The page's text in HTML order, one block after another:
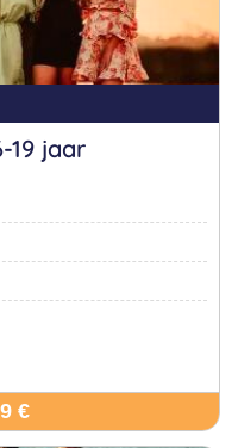
19 jaar
€